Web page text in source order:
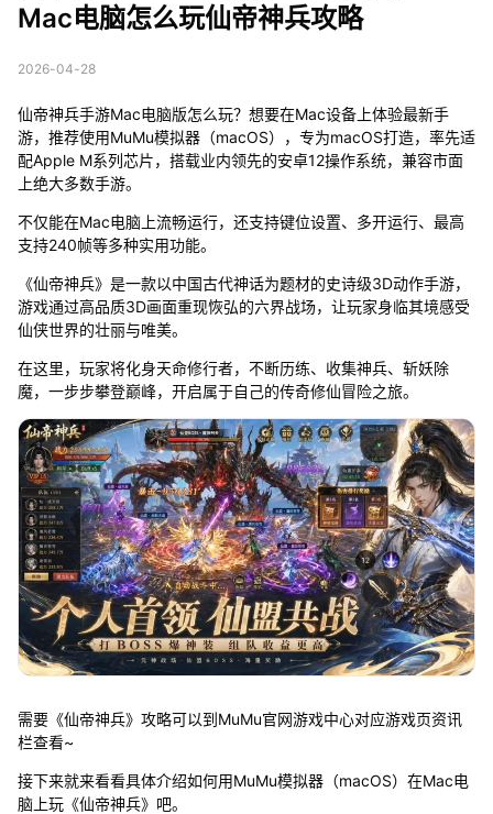
Mac电脑怎么玩仙帝神兵攻略
2026-04-28
仙帝神兵手游Mac电脑版怎么玩？想要在Mac设备上体验最新手
游，推荐使用MuMu模拟器（macOS），专为macOS打造，率先适
配Apple M系列芯片，搭载业内领先的安卓12操作系统，兼容市面
上绝大多数手游。
不仅能在Mac电脑上流畅运行，还支持键位设置、多开运行、最高
支持240帧等多种实用功能。
《仙帝神兵》是一款以中国古代神话为题材的史诗级3D动作手游，
游戏通过高品质3D画面重现恢弘的六界战场，让玩家身临其境感受
仙侠世界的壮丽与唯美。
在这里，玩家将化身天命修行者，不断历练、收集神兵、斩妖除
魔，一步步攀登巅峰，开启属于自己的传奇修仙冒险之旅。
需要《仙帝神兵》攻略可以到MuMu官网游戏中心对应游戏页资讯
栏查看~
接下来就来看看具体介绍如何用MuMu模拟器（macOS）在Mac电
脑上玩《仙帝神兵》吧。